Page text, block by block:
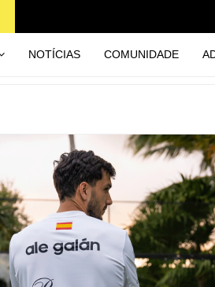
NOTÍCIAS COMUNIDADE